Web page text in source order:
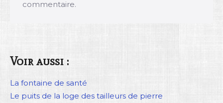
commentaire.
Voir aussi :
La fontaine de santé
Le puits de la loge des tailleurs de pierre